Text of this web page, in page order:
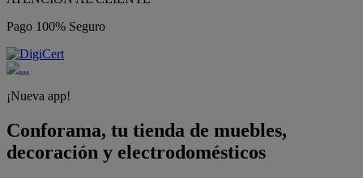
Pago 100% Seguro
¡Nueva app!
Conforama, tu tienda de muebles,
decoración y electrodomésticos